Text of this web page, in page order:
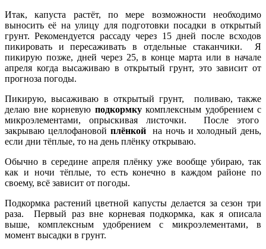
Итак, капуста растёт, по мере возможности необходимо
выносить её на улицу для подготовки посадки в открытый
грунт. Рекомендуется рассаду через 15 дней после всходов
пикировать и пересаживать в отдельные стаканчики. Я
пикирую позже, дней через 25, в конце марта или в начале
апреля когда высаживаю в открытый грунт, это зависит от
прогноза погоды.
Пикирую, высаживаю в открытый грунт, поливаю, также
делаю вне корневую подкормкукомплексным удобрением с
микроэлементами, опрыскивая листочки. После этого
закрываю целлофановой плёнкойна ночь и холодный день,
если дни тёплые, то на день плёнку открываю.
Обычно в середине апреля плёнку уже вообще убираю, так
как и ночи тёплые, то есть конечно в каждом районе по
своему, всё зависит от погоды.
Подкормка растений цветной капусты делается за сезон три
раза. Первый раз вне корневая подкормка, как я описала
выше, комплексным удобрением с микроэлементами, в
момент высадки в грунт.